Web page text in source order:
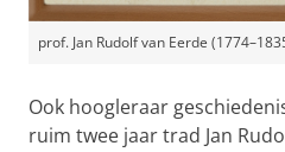
prof. Jan Rudolf van Eerde
Ook hoogleraar
ruim twee jaar trad Jan